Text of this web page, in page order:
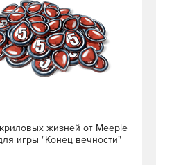
жизней от Meeple
игры "Конец вечности"